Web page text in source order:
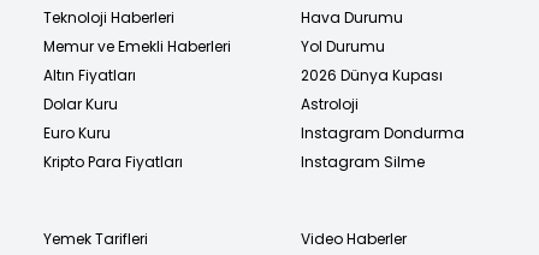
Teknoloji Haberleri
Memur ve Emekli Haberleri
Altın Fiyatları
Dolar Kuru
Euro Kuru
Kripto Para Fiyatları
Hava Durumu
Yol Durumu
2026 Dünya Kupası
Astroloji
Instagram Dondurma
Instagram Silme
Yemek Tarifleri
Video Haberler